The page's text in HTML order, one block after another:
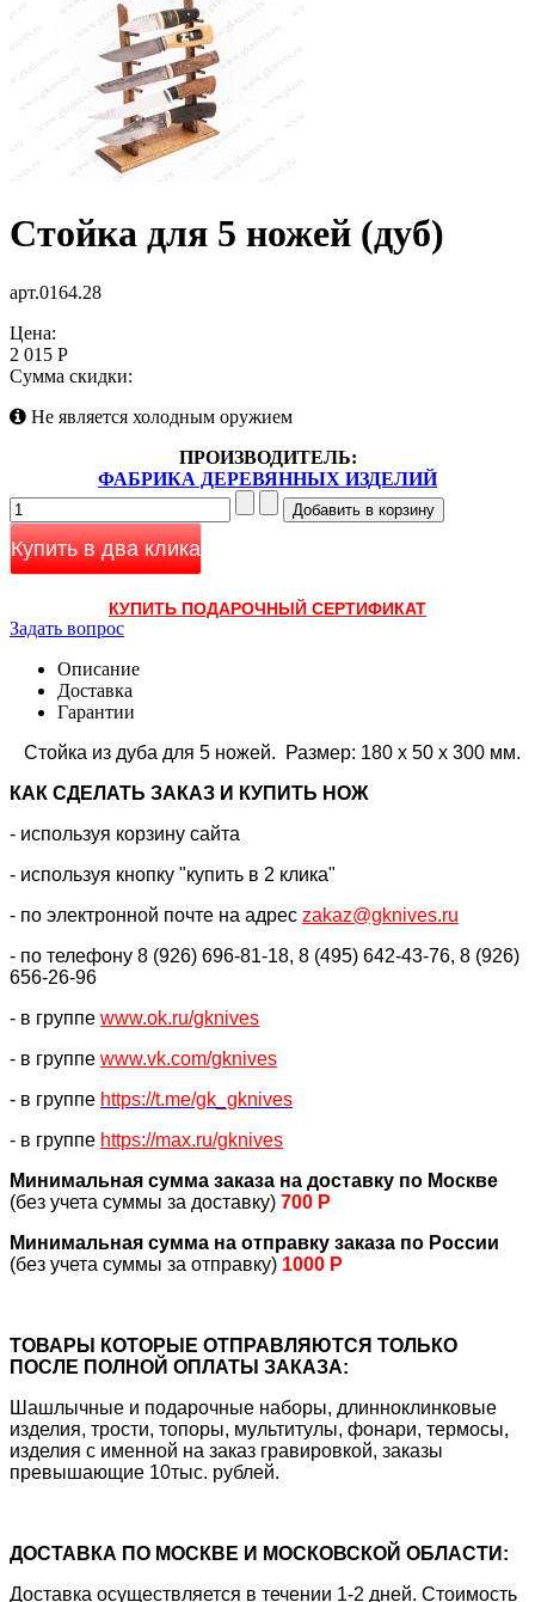
Стойка для 5 ножей (дуб)
арт.0164.28
Цена:
2 015 Р
Сумма скидки:
Не является холодным оружием
ПРОИЗВОДИТЕЛЬ:
ФАБРИКА ДЕРЕВЯННЫХ ИЗДЕЛИЙ
Купить в два клика
КУПИТЬ ПОДАРОЧНЫЙ СЕРТИФИКАТ
Задать вопрос
Описание
Доставка
Гарантии
Стойка из дуба для 5 ножей.
Размер: 180 x 50 x 300 мм.
КАК CДЕЛАТЬ ЗАКАЗ И КУПИТЬ НОЖ
- используя корзину сайта
- используя кнопку "купить в 2 клика"
- по электронной почте на адрес zakaz@gknives.ru
- по телефону 8 (926) 696-81-18, 8 (495) 642-43-76, 8 (926)
656-26-96
- в группе www.ok.ru/gknives
- в группе www.vk.com/gknives
- в группе https://t.me/gk_gknives
- в группе https://max.ru/gknives
Минимальная сумма заказа на доставку по Москве
(без учета суммы за доставку) 700 Р
Минимальная сумма на отправку заказа по России
(без учета суммы за отправку) 1000 Р
ТОВАРЫ КОТОРЫЕ ОТПРАВЛЯЮТСЯ ТОЛЬКО
ПОСЛЕ ПОЛНОЙ ОПЛАТЫ ЗАКАЗА:
Шашлычные и подарочные наборы, длинноклинковые
изделия, трости, топоры, мультитулы, фонари, термосы,
изделия с именной на заказ гравировкой, заказы
превышающие 10тыс. рублей.
ДОСТАВКА ПО МОСКВЕ И МОСКОВСКОЙ ОБЛАСТИ:
Доставка осуществляется в течении 1-2 дней. Стоимость